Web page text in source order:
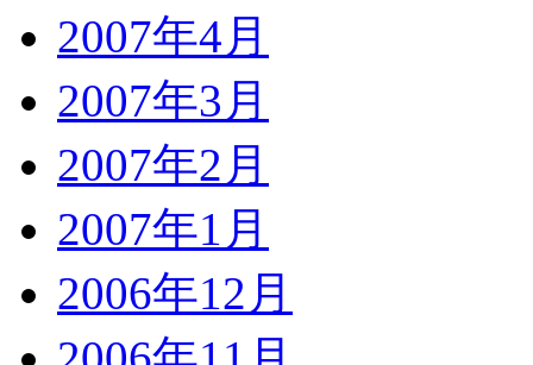
2007年4月
2007年3月
2007年2月
2007年1月
2006年12月